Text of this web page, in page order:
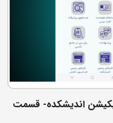
اندیشکده- قسمت